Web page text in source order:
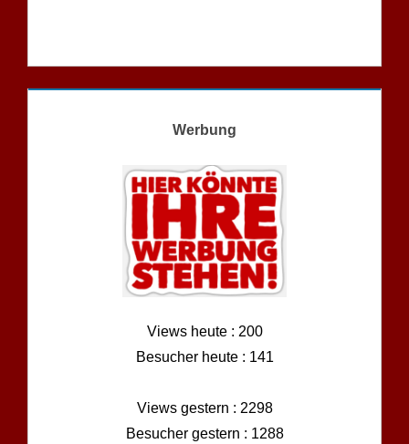
Werbung
Views heute : 200
Besucher heute : 141
Views gestern : 2298
Besucher gestern : 1288